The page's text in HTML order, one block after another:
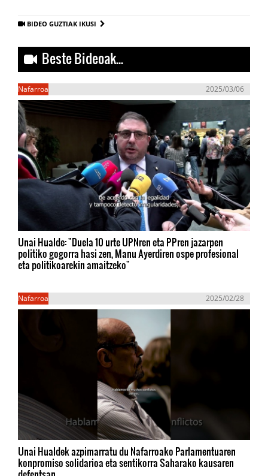
BIDEO GUZTIAK IKUSI
Beste Bideoak...
Nafarroa 2025/03/06
Unai Hualde: "Duela 10 urte UPNren eta PPren jazarpen
politiko gogorra hasi zen, Manu Ayerdiren ospe profesional
eta politikoarekin amaitzeko"
Nafarroa 2025/02/28
Unai Hualdek azpimarratu du Nafarroako Parlamentuaren
konpromiso solidarioa eta sentikorra Saharako kausaren